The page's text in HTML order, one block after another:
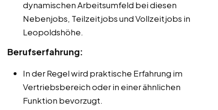
dynamischen Arbeitsumfeld bei diesen
Nebenjobs, Teilzeitjobs und Vollzeitjobs in
Leopoldshöhe.
Berufserfahrung:
In der Regel wird praktische Erfahrung im
Vertriebsbereich oder in einer ähnlichen
Funktion bevorzugt.